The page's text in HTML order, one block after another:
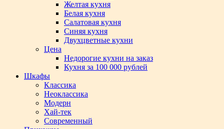
Желтая кухня
Белая кухня
Салатовая кухня
Синяя кухня
Двухцветные кухни
Цена
Недорогие кухни на заказ
Кухня за 100 000 рублей
Шкафы
Классика
Неоклассика
Модерн
Хай-тек
Современный